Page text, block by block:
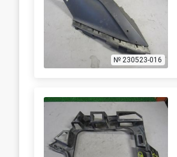
№ 230523-016